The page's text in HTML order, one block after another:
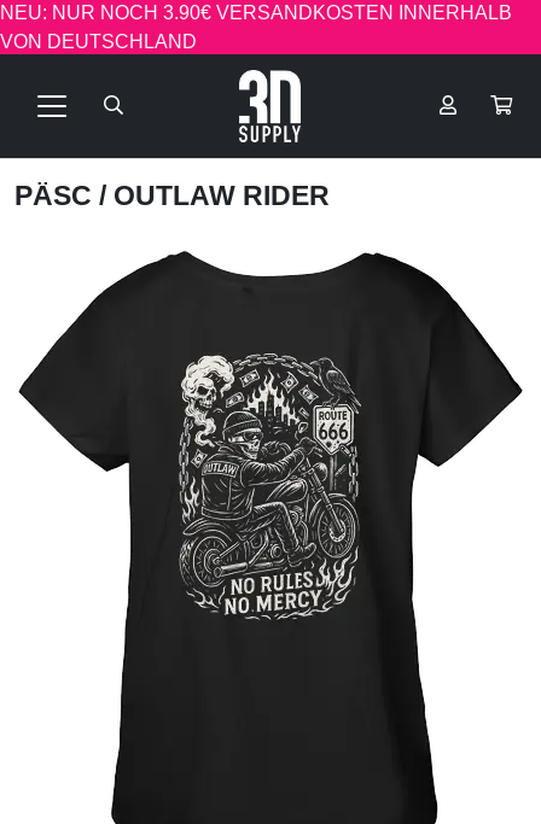
NEU: NUR NOCH 3.90€ VERSANDKOSTEN INNERHALB
VON DEUTSCHLAND
PÄSC / OUTLAW RIDER